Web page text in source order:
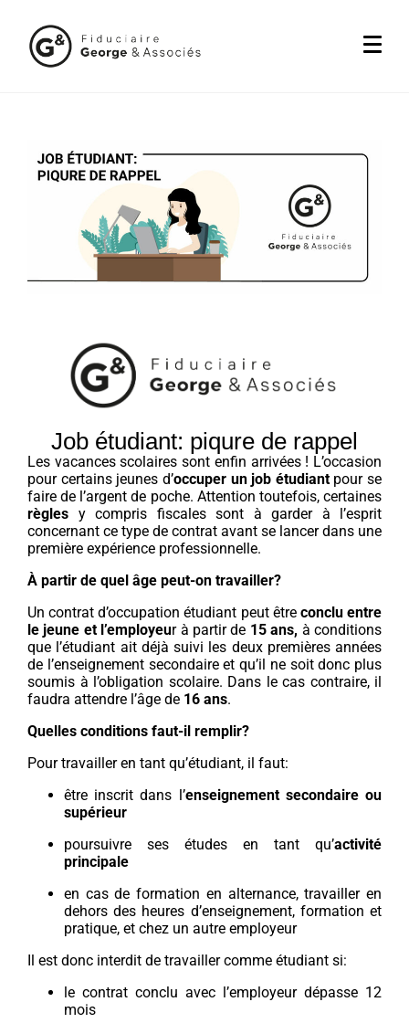
Job étudiant: piqure de rappel
Les vacances scolaires sont enfin arrivées ! L’occasion
pour certains jeunes d’occuper un job étudiantpour se
faire de l’argent de poche. Attention toutefois, certaines
règles y compris fiscales sont à garder à l’esprit
concernant ce type de contrat avant se lancer dans une
première expérience professionnelle.
À partir de quel âge peut-on travailler?
Un contrat d’occupation étudiant peut être conclu entre
le jeune et l’employeur à partir de 15 ans, à conditions
que l’étudiant ait déjà suivi les deux premières années
de l’enseignement secondaire et qu’il ne soit donc plus
soumis à l’obligation scolaire. Dans le cas contraire, il
faudra attendre l’âge de 16 ans.
Quelles conditions faut-il remplir?
Pour travailler en tant qu’étudiant, il faut:
être inscrit dans l’enseignement secondaire ou
supérieur
poursuivre ses études en tant qu’activité
principale
en cas de formation en alternance, travailler en
dehors des heures d’enseignement, formation et
pratique, et chez un autre employeur
Il est donc interdit de travailler comme étudiant si:
le contrat conclu avec l’employeur dépasse 12
mois